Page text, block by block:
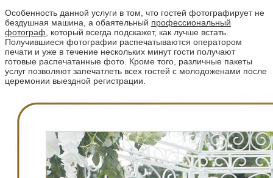
Особенность данной услуги в том, что гостей фотографирует не
бездушная машина, а обаятельный профессиональный
фотограф , который всегда подскажет, как лучше встать.
Получившиеся фотографии распечатываются оператором
печати и уже в течение нескольких минут гости получают
готовые распечатанные фото. Кроме того, различные пакеты
услуг позволяют запечатлеть всех гостей с молодоженами после
церемонии выездной регистрации.